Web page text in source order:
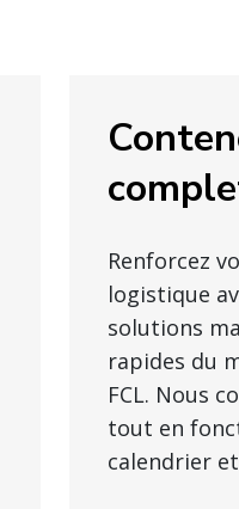
Renforcez
logistique
solutions
rapides du
FCL. Nous
tout en
calendrier